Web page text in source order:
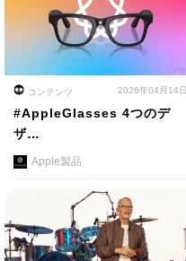
コンテンツ 2026年04月14日
#AppleGlasses 4つのデ
ザ…
Apple製品